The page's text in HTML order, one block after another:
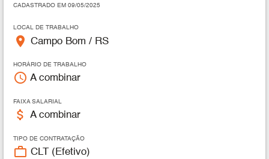
CADASTRADO EM 09/05/2025
LOCAL DE TRABALHO
place Campo Bom / RS
HORÁRIO DE TRABALHO
access_time A combinar
FAIXA SALARIAL
attach_money A combinar
TIPO DE CONTRATAÇÃO
work_outline CLT (Efetivo)